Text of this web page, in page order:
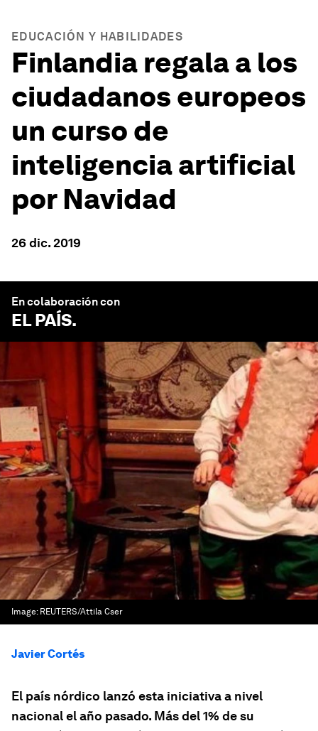
EDUCACIÓN Y HABILIDADES
Finlandia regala a los
ciudadanos europeos
un curso de
inteligencia artificial
por Navidad
26 dic. 2019
En colaboración con
EL PAÍS.
Image: REUTERS/Attila Cser
Javier Cortés
El país nórdico lanzó esta iniciativa a nivel
nacional el año pasado. Más del 1% de su